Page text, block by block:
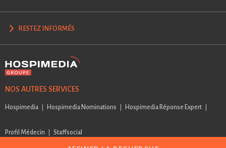
RESTEZ INFORMÉS
NOS AUTRES SERVICES
Hospimedia Hospimedia Nominations Hospimedia Réponse Expert
Profil Médecin Staffsocial